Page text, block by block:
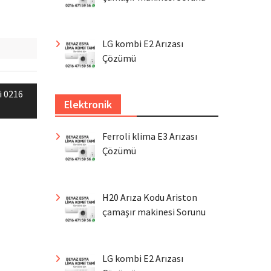
LG kombi E2 Arızası
Çözümü
Elektronik
Ferroli klima E3 Arızası
Çözümü
H20 Arıza Kodu Ariston
çamaşır makinesi Sorunu
LG kombi E2 Arızası